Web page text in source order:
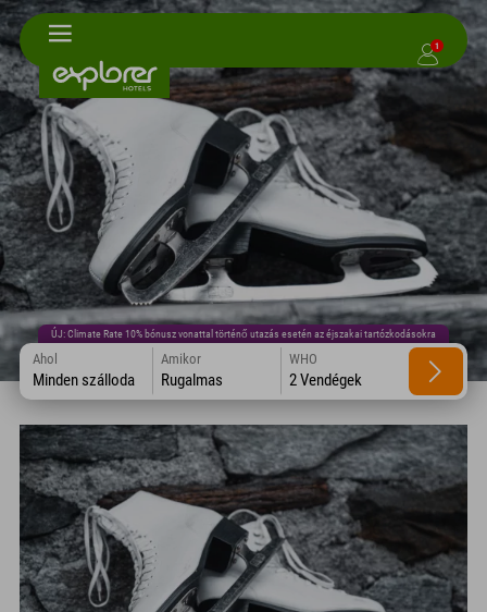
1
ÚJ: Climate Rate 10% bónusz vonattal történő utazás esetén az éjszakai tartózkodásokra
Ahol
Minden szálloda
Amikor
Rugalmas
WHO
2 Vendégek